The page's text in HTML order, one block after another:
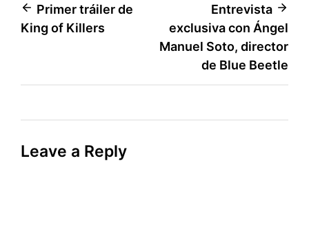
Post
navigation
Primer tráiler de
King of Killers
Entrevista
exclusiva con Ángel
Manuel Soto, director
de Blue Beetle
Leave a Reply